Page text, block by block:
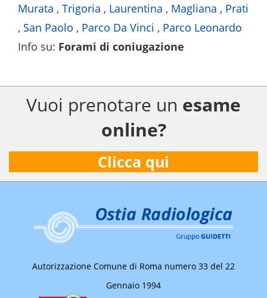
Murata , Trigoria , Laurentina , Magliana , Prati
, San Paolo , Parco Da Vinci , Parco Leonardo
Info su: Forami di coniugazione
Vuoi prenotare un esame
online?
Clicca qui
Autorizzazione Comune di Roma numero 33 del 22
Gennaio 1994